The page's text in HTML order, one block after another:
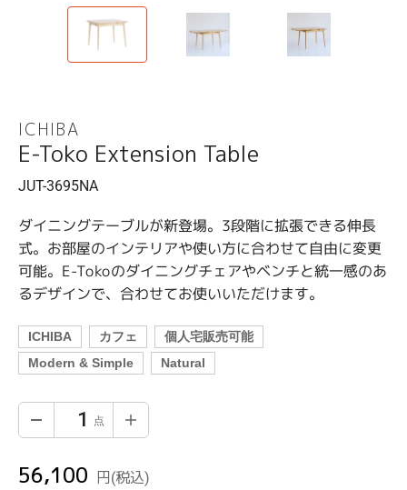
ICHIBA
E-Toko Extension Table
JUT-3695NA
ダイニングテーブルが新登場。3段階に拡張できる伸長
式。お部屋のインテリアや使い方に合わせて自由に変更
可能。E-Tokoのダイニングチェアやベンチと統一感のあ
るデザインで、合わせてお使いいただけます。
ICHIBA カフェ
個人宅販売可能
Modern & Simple
Natural
通
56,100 円 (税込)